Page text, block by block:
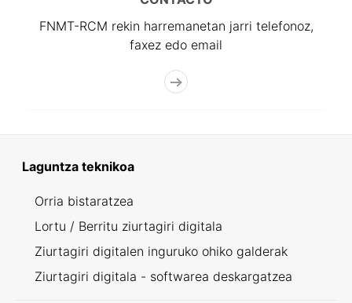
FNMT-RCM rekin harremanetan jarri telefonoz,
faxez edo email
Laguntza teknikoa
Orria bistaratzea
Lortu / Berritu ziurtagiri digitala
Ziurtagiri digitalen inguruko ohiko galderak
Ziurtagiri digitala - softwarea deskargatzea